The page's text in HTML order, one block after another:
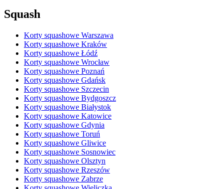
Squash
Korty squashowe Warszawa
Korty squashowe Kraków
Korty squashowe Łódź
Korty squashowe Wrocław
Korty squashowe Poznań
Korty squashowe Gdańsk
Korty squashowe Szczecin
Korty squashowe Bydgoszcz
Korty squashowe Białystok
Korty squashowe Katowice
Korty squashowe Gdynia
Korty squashowe Toruń
Korty squashowe Gliwice
Korty squashowe Sosnowiec
Korty squashowe Olsztyn
Korty squashowe Rzeszów
Korty squashowe Zabrze